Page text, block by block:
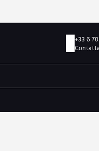
+33 6